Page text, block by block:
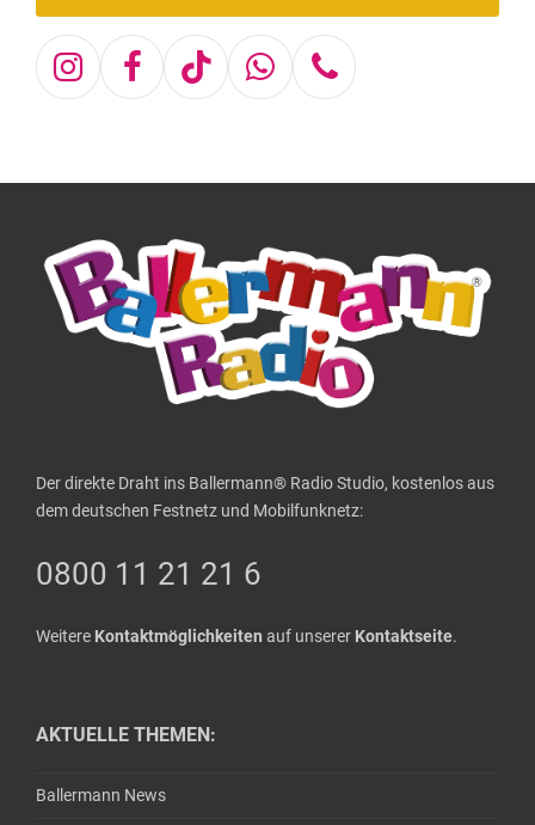
Instagram
Facebook
TiktokWhatsapp
Telefon
Der direkte Draht ins Ballermann® Radio Studio, kostenlos aus
dem deutschen Festnetz und Mobilfunknetz:
0800 11 21 21 6
Weitere Kontaktmöglichkeiten auf unserer Kontaktseite.
AKTUELLE THEMEN:
Ballermann News